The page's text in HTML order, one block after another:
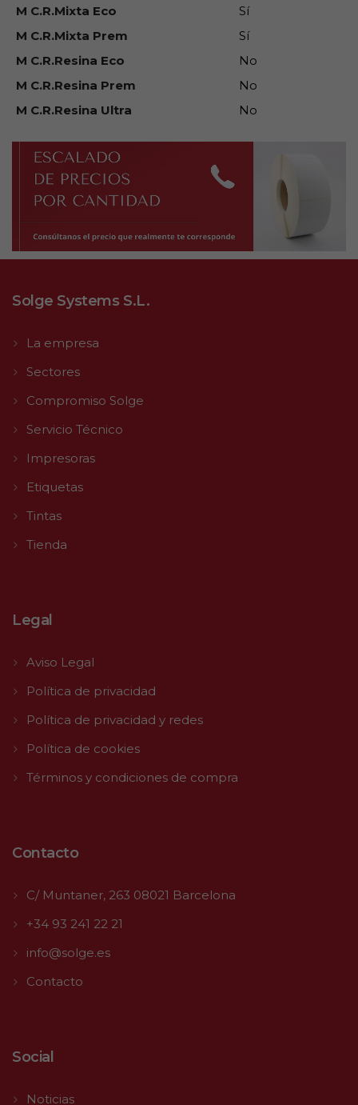
M C.R.Mixta Eco
Sí
M C.R.Mixta Prem
Sí
M C.R.Resina Eco
No
M C.R.Resina Prem
No
M C.R.Resina Ultra
No
Solge Systems S.L.
La empresa
Sectores
Compromiso Solge
Servicio Técnico
Impresoras
Etiquetas
Tintas
Tienda
Legal
Aviso Legal
Política de privacidad
Política de privacidad y redes
Política de cookies
Términos y condiciones de compra
Contacto
C/ Muntaner, 263 08021 Barcelona
+34 93 241 22 21
info@solge.es
Contacto
Social
Noticias